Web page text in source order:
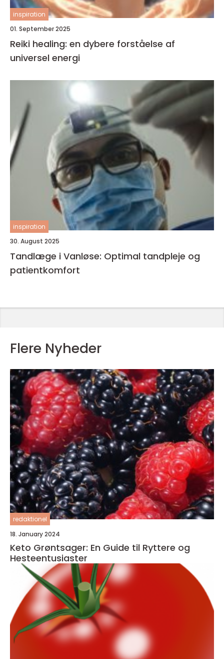
inspiration
01. September 2025
Reiki healing: en dybere forståelse af
universel energi
inspiration
30. August 2025
Tandlæge i Vanløse: Optimal tandpleje og
patientkomfort
Flere Nyheder
redaktionel
18. January 2024
Keto Grøntsager: En Guide til Ryttere og
Hesteentusiaster